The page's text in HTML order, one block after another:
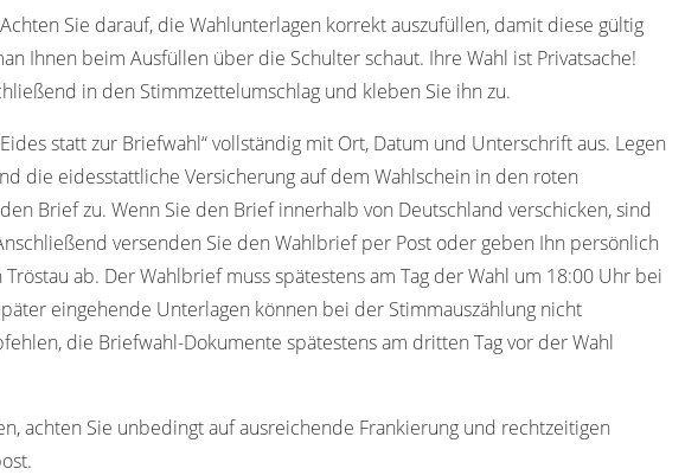
Sie darauf, die Wahlunterlagen korrekt auszufüllen, damit diese gültig
Ihnen beim Ausfüllen über die Schulter schaut. Ihre Wahl ist Privatsache!
in den Stimmzettelumschlag und kleben Sie ihn zu.
statt zur Briefwahl“ vollständig mit Ort, Datum und Unterschrift aus. Legen
die eidesstattliche Versicherung auf dem Wahlschein in den roten
Brief zu. Wenn Sie den Brief innerhalb von Deutschland verschicken, sind
versenden Sie den Wahlbrief per Post oder geben Ihn persönlich
ab. Der Wahlbrief muss spätestens am Tag der Wahl um 18:00 Uhr bei
eingehende Unterlagen können bei der Stimmauszählung nicht
die Briefwahl-Dokumente spätestens am dritten Tag vor der Wahl
achten Sie unbedingt auf ausreichende Frankierung und rechtzeitigen